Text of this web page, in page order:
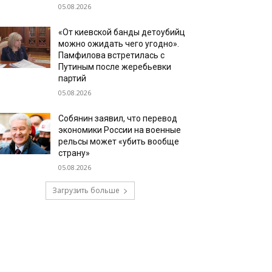
05.08.2026
«От киевской банды детоубийц
можно ожидать чего угодно».
Памфилова встретилась с
Путиным после жеребьевки
партий
05.08.2026
Собянин заявил, что перевод
экономики России на военные
рельсы может «убить вообще
страну»
05.08.2026
Загрузить больше